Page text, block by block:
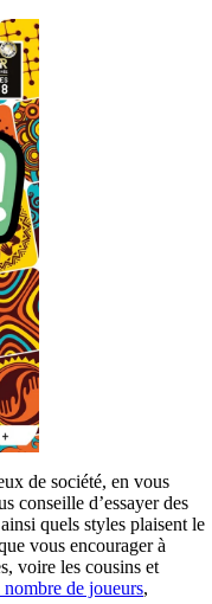
de société, en vous
conseille d’essayer des
quels styles plaisent le
vous encourager à
voire les cousins et
de joueurs,